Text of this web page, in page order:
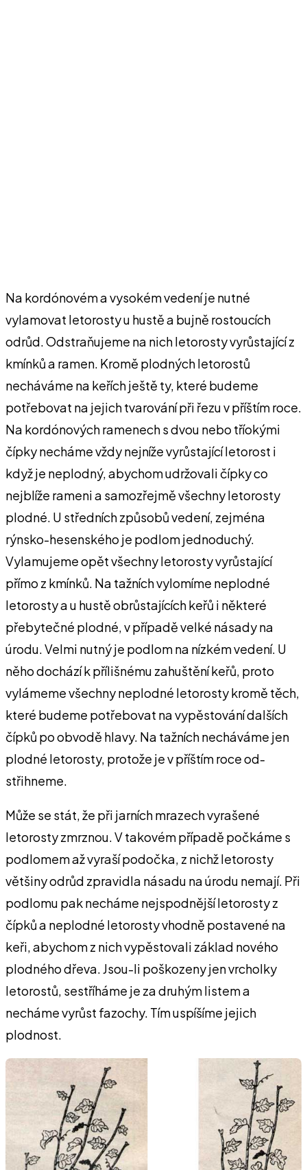
Na kordónovém a vysokém vedení je nutné
vylamovat leto­rosty u hustě a bujně rostoucích
odrůd. Odstraňujeme na nich le­torosty vyrůstající z
kmínků a ra­men. Kromě plodných letorostů
necháváme na keřích ještě ty, které budeme
potřebovat na je­jich tvarování při řezu v příštím ro­ce.
Na kordónových ramenech s dvou nebo tříokými
čípky ne­cháme vždy nejníže vyrůstající le­torost i
když je neplodný, aby­chom udržovali čípky co
nejblíže rameni a samozřejmě všechny le­torosty
plodné. U středních způ­sobů vedení, zejména
rýnsko-hesenského je podlom jednoduchý.
Vylamujeme opět všechny leto­rosty vyrůstající
přímo z kmínků. Na tažních vylomíme neplodné
letorosty a u hustě obrůstají­cích keřů i některé
přebytečné plodné, v případě velké násady na
úrodu. Velmi nutný je pod­lom na nízkém vedení. U
něho dochází k přílišnému zahuštění keřů, proto
vylámeme všechny neplodné letorosty kromě těch,
které budeme potřebovat na vypěstování dalších
čípků po obvodě hlavy. Na tažních ne­cháváme jen
plodné letorosty, protože je v příštím roce od­
střihneme.
Může se stát, že při jarních mrazech vyrašené
letorosty zmrznou. V takovém případě po­čkáme s
podlomem až vyraší podočka, z nichž letorosty
větši­ny odrůd zpravidla násadu na úrodu nemají. Při
podlomu pak necháme nejspodnější letorosty z
čípků a neplodné letorosty vhodně postavené na
keři, aby­chom z nich vypěstovali základ nového
plodného dřeva. Jsou-li poškozeny jen vrcholky
letoros­tů, sestříháme je za druhým lis­tem a
necháme vyrůst fazochy. Tím uspíšíme jejich
plodnost.